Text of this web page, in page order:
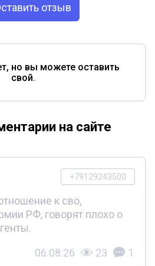
отзыв
но вы можете оставить
свой.
на сайте
+79129243500
к сво,
РФ, говорят плохо о
06.08.26 23 1